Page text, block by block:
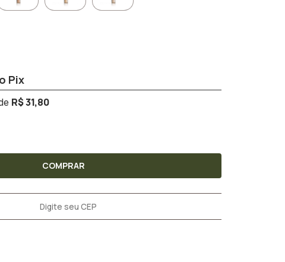
R$ 31,80
COMPRAR